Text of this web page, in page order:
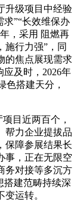
级项目中经验
”“长效维保办
，采用 阻燃再
施行力强”，同
的焦点展现需求
应及时，2026年
色搭建天分，
目近两百个，
帮力企业提拔品
保障参展结果长
事，正在无限空
务对接等多沉方
搭建范畴持续深
运转。